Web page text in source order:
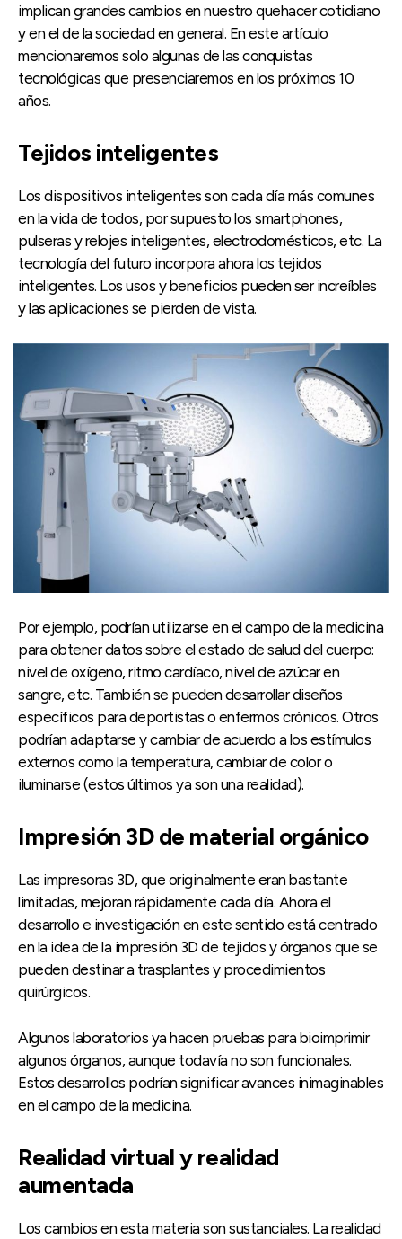
implican grandes cambios en nuestro quehacer cotidiano
y en el de la sociedad en general. En este artículo
mencionaremos solo algunas de las conquistas
tecnológicas que presenciaremos en los próximos 10
años.
Tejidos inteligentes
Los dispositivos inteligentes son cada día más comunes
en la vida de todos, por supuesto los smartphones,
pulseras y relojes inteligentes, electrodomésticos, etc. La
tecnología del futuro incorpora ahora los tejidos
inteligentes. Los usos y beneficios pueden ser increíbles
y las aplicaciones se pierden de vista.
Por ejemplo, podrían utilizarse en el campo de la medicina
para obtener datos sobre el estado de salud del cuerpo:
nivel de oxígeno, ritmo cardíaco, nivel de azúcar en
sangre, etc. También se pueden desarrollar diseños
específicos para deportistas o enfermos crónicos. Otros
podrían adaptarse y cambiar de acuerdo a los estímulos
externos como la temperatura, cambiar de color o
iluminarse (estos últimos ya son una realidad).
Impresión 3D de material orgánico
Las impresoras 3D, que originalmente eran bastante
limitadas, mejoran rápidamente cada día. Ahora el
desarrollo e investigación en este sentido está centrado
en la idea de la impresión 3D de tejidos y órganos que se
pueden destinar a trasplantes y procedimientos
quirúrgicos.
Algunos laboratorios ya hacen pruebas para bioimprimir
algunos órganos, aunque todavía no son funcionales.
Estos desarrollos podrían significar avances inimaginables
en el campo de la medicina.
Realidad virtual y realidad
aumentada
Los cambios en esta materia son sustanciales. La realidad